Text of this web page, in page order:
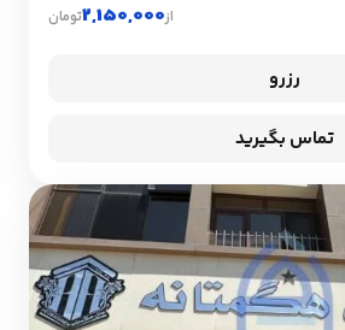
از2,150,000تومان
رزرو
تماس بگیرید